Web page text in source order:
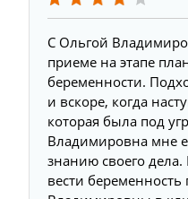
С Ольгой
приеме на этапе
беременности.
и вскоре, когда
которая была под
Владимировна мне
знанию своего
вести